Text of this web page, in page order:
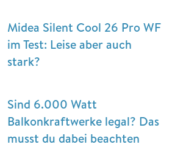
Midea Silent Cool 26 Pro WF
im Test: Leise aber auch
stark?
Sind 6.000 Watt
Balkonkraftwerke legal? Das
musst du dabei beachten